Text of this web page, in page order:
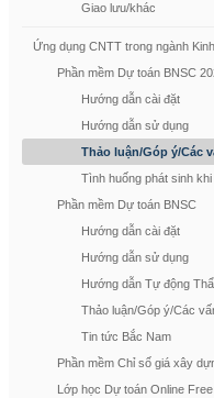
Giao lưu/khác
Ứng dụng CNTT trong ngành
Phần mềm Dự toán BNSC
Hướng dẫn cài đặt
Hướng dẫn sử dụng
Thảo luận/Góp ý/Các
Tình huống phát sinh
Phần mềm Dự toán BNSC
Hướng dẫn cài đặt
Hướng dẫn sử dụng
Hướng dẫn Tự động
Thảo luận/Góp ý/Các
Tin tức Bắc Nam
Phần mềm Chỉ số giá xây
Lớp học Dự toán Online Free